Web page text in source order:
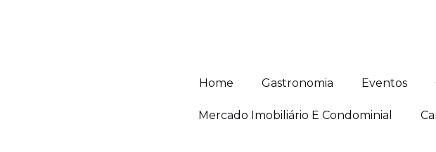
Home Gastronomia Eventos
Mercado Imobiliário E Condominial